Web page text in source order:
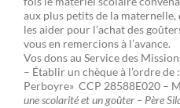
aux plus petits de la
les aider pour l’achat des
vous en remercions à l’avance.
Vos dons au Service des
– Établir un chèque à l’ordre
Perboyre» CCP 28588E020 –
une scolarité et un goûter – Père